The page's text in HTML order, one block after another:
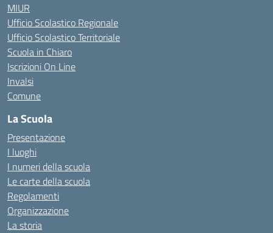
MIUR
Ufficio Scolastico Regionale
Ufficio Scolastico Territoriale
Scuola in Chiaro
Iscrizioni On Line
Invalsi
Comune
La Scuola
Presentazione
I luoghi
I numeri della scuola
Le carte della scuola
Regolamenti
Organizzazione
La storia